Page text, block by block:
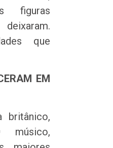
figuras
que
EM
britânico,